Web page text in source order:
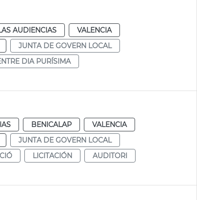
AUDIENCIAS
VALENCIA
JUNTA DE GOVERN LOCAL
DIA PURÍSIMA
BENICALAP
VALENCIA
JUNTA DE GOVERN LOCAL
LICITACIÓN
AUDITORI